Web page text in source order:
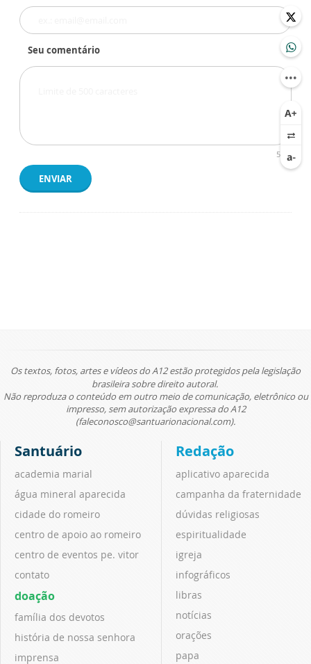
Seu comentário
500
ENVIAR
Os textos, fotos, artes e vídeos do A12 estão protegidos pela legislação
brasileira sobre direito autoral.
Não reproduza o conteúdo em outro meio de comunicação, eletrônico ou
impresso, sem autorização expressa do A12
(faleconosco@santuarionacional.com).
Santuário
academia marial
água mineral aparecida
cidade do romeiro
centro de apoio ao romeiro
centro de eventos pe. vitor
contato
doação
família dos devotos
história de nossa senhora
imprensa
Redação
aplicativo aparecida
campanha da fraternidade
dúvidas religiosas
espiritualidade
igreja
infográficos
libras
notícias
orações
papa